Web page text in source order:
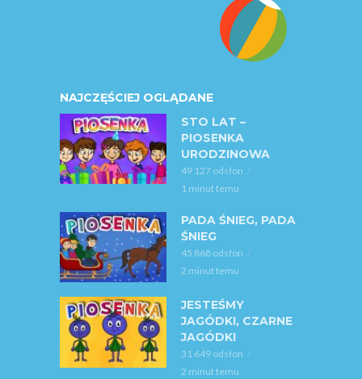
NAJCZĘŚCIEJ OGLĄDANE
STO LAT –
PIOSENKA
URODZINOWA
49 127 odsłon
1 minut temu
PADA ŚNIEG, PADA
ŚNIEG
45 868 odsłon
2 minut temu
JESTEŚMY
JAGÓDKI, CZARNE
JAGÓDKI
31 649 odsłon
2 minut temu